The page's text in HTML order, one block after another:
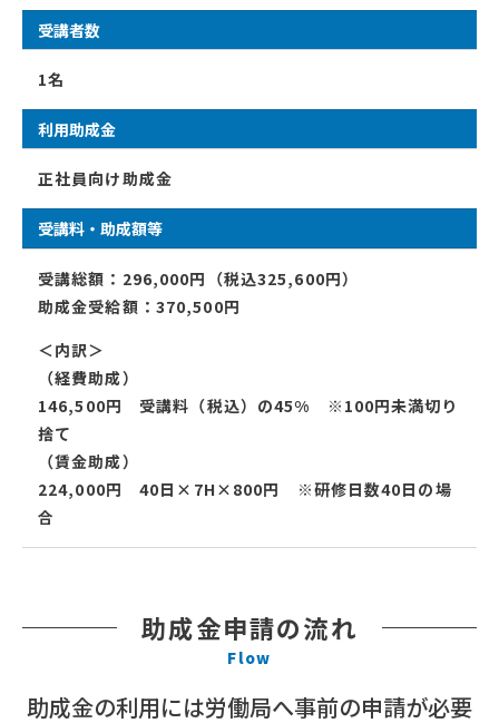
受講者数
1名
利用助成金
正社員向け助成金
受講料・助成額等
受講総額：296,000円（税込325,600円）
助成金受給額：370,500円
＜内訳＞
（経費助成）
146,500円 受講料（税込）の45% ※100円未満切り
捨て
（賃金助成）
224,000円 40日×7H×800円 ※研修日数40日の場
合
助成金申請の流れ
Flow
助成金の利用には労働局へ事前の申請が必要